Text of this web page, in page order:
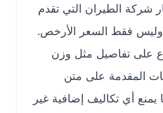
الطيران التي تقدم
فقط السعر الأرخص.
تفاصيل مثل وزن
على متن
أي تكاليف إضافية غير